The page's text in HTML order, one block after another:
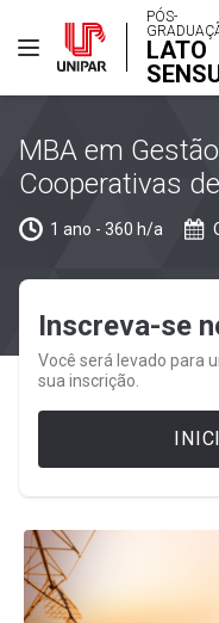
PÓS-
LATO
MBA em
Cooperativas
1 ano - 360 h/a
Inscreva-se
Você será levado para
sua inscrição.